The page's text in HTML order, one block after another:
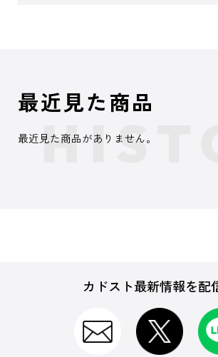
最近見た商品
最近見た商品がありません。
カドスト最新情報を配